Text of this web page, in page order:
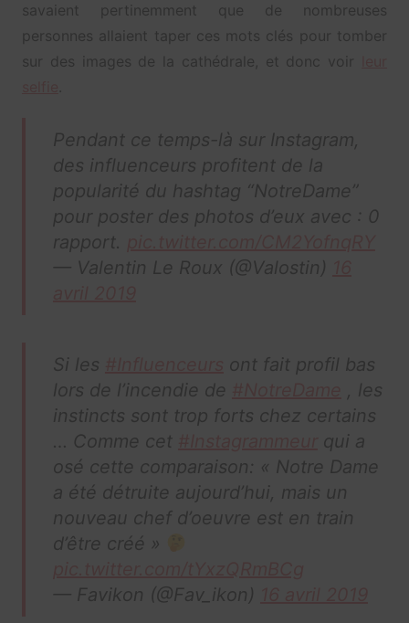
savaient pertinemment que de nombreuses
personnes allaient taper ces mots clés pour tomber
sur des images de la cathédrale, et donc voir
Pendant ce temps-là sur Instagram,
des influenceurs profitent de la
popularité du hashtag “NotreDame”
pour poster des photos d’eux avec : 0
rapport.
— Valentin Le Roux (@Valostin)
Si les
ont fait profil bas
lors de l’incendie de
, les
instincts sont trop forts chez certains
… Comme cet
qui a
osé cette comparaison: « Notre Dame
a été détruite aujourd’hui, mais un
nouveau chef d’oeuvre est en train
d’être créé »
— Favikon (@Fav_ikon)